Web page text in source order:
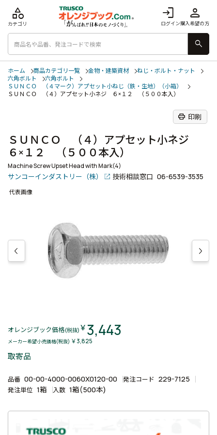
login
ログイン
person
購入希望の方
category
カテゴリ
search
ホーム 商品カテゴリ一覧 金物・建築資材
ねじ・ボルト・ナット
六角ボルト
六角ボルト
ＳＵＮＣＯ （４マーク）アプセット小ねじ（鉄・生地）（小箱）
ＳＵＮＣＯ （４）アプセット小ネジ ６×１２ （５００本入）
print 印刷
ＳＵＮＣＯ （４）アプセット小ネジ
６×１２ （５００本入）
Machine Screw Upset Head with Mark(4)
サンコーインダストリー（株） 技術相談窓口 06-6539-3535
代表画像
オレンジブック価格(税抜) ￥3,443
メーカー希望小売価格(税抜) ￥3,825
取寄品
品番 00-00-4000-0060X0120-00 発注コード 229-7125
発注単位 1箱 入数 1箱(500本)